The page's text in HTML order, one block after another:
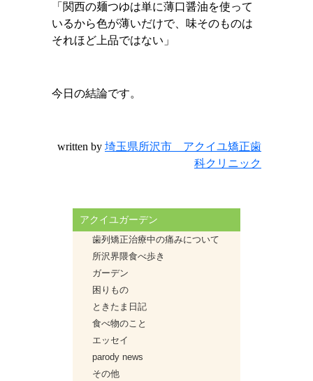
「関西の麺つゆは単に薄口醤油を使って
いるから色が薄いだけで、味そのものは
それほど上品ではない」
今日の結論です。
written by 埼玉県所沢市 アクイユ矯正歯
科クリニック
アクイユガーデン
歯列矯正治療中の痛みについて
所沢界隈食べ歩き
ガーデン
困りもの
ときたま日記
食べ物のこと
エッセイ
parody news
その他